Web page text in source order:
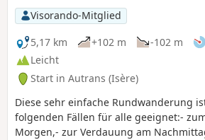
Visorando-Mitglied
5,17 km
+102 m -102 m
Leicht
Start in Autrans (Isère)
Diese sehr einfache Rundwanderung
folgenden Fällen für alle geeignet:-
Morgen,- zur Verdauung am